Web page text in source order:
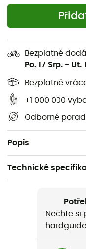
Bezplatné
Po. 17 Srp. - Ut.
Bezplatné
+1 000 000
Odborné
Popis
značkyNathan,
šroubovacím víčkem
přenášení, pití a
Úzké hrdlo s
Připojené víčko
Technické
Pěší turistika /
Nechte si